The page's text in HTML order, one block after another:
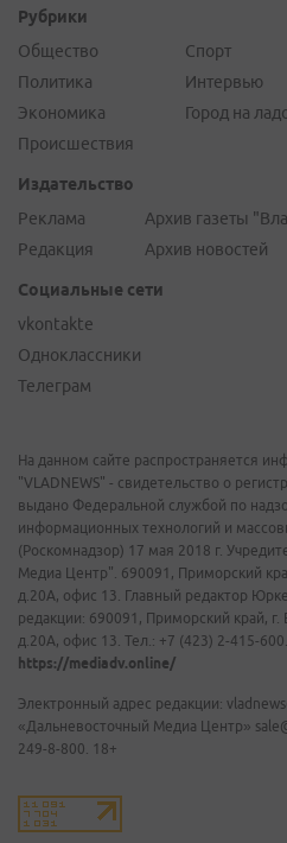
Рубрики
Общество
Политика
Экономика
Происшествия
Спорт
Интервью
Город на
Издательство
Реклама
Редакция
Архив газеты
Архив новостей
Социальные сети
vkontakte
Одноклассники
Телеграм
На данном сайте распространяется
"VLADNEWS" - свидетельство о
выдано Федеральной службой по
информационных технологий и
(Роскомнадзор) 17 мая 2018 г.
Медиа Центр". 690091, Приморский
д.20А, офис 13. Главный редактор
редакции: 690091, Приморский край, г.
д.20А, офис 13. Тел.: +7 (423) 2-415-600.
https://mediadv.online/
Электронный адрес редакции:
«Дальневосточный Медиа Центр»
249-8-800. 18+